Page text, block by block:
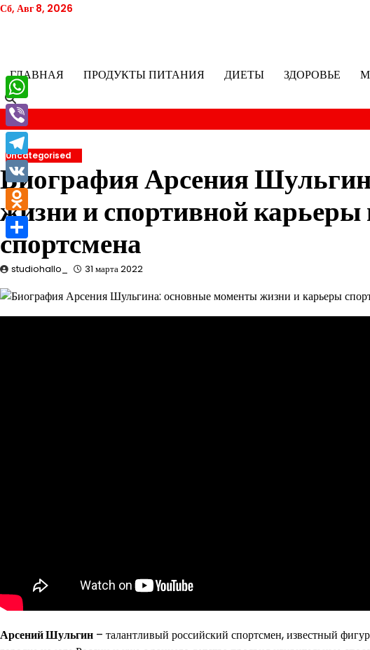
Перейти
Сб, Авг 8, 2026
ГЛАВНАЯ
ПРОДУКТЫ ПИТАНИЯ ДИЕТЫ ЗДОРОВЬЕ
Uncategorised
Биография Арсения
жизни и спортивной
спортсмена
studiohallo_ 31 марта 2022
Арсений Шульгин – талантливый российский спортсмен, известный
WhatsApp
Viber
Telegram
VK
Odnoklassniki
Отправить